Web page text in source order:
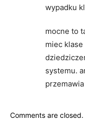
wypadku
mocne to
miec
systemu.
Comments are closed.